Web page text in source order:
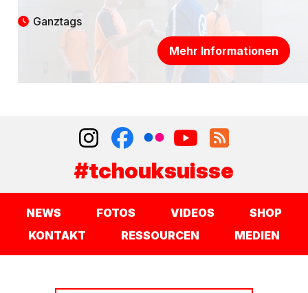
Ganztags
Mehr Informationen
#tchouksuisse
NEWS FOTOS VIDEOS
SHOP
KONTAKT
RESSOURCEN MEDIEN